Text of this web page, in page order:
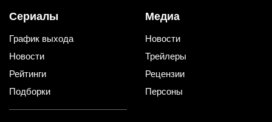
Сериалы
График выхода
Новости
Рейтинги
Подборки
Медиа
Новости
Трейлеры
Рецензии
Персоны